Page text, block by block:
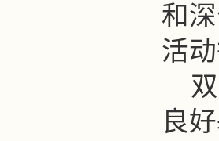
和
活
良